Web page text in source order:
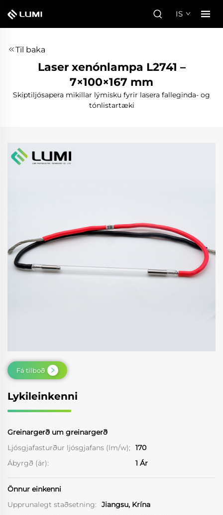
IS
Til baka
Laser xenónlampa L2741 –
7×100×167 mm
Skiptiljósapera mikillar lýmisku fyrir lasera falleginda- og
tónlistartæki
Lykileinkenni
Greinargerð um greinargerð
Ljósgjafasturður ljósgjafans (lm/w);
170
Ábyrgð (ár):
1 Ár
Önnur einkenni
Upprunalegt staðsetning:
Jiangsu, Krína
Fá tilboð